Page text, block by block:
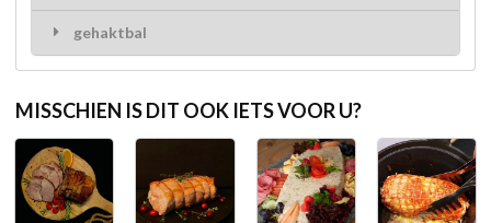
gehaktbal
MISSCHIEN IS DIT OOK IETS VOOR U?